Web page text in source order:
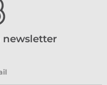
newsletter